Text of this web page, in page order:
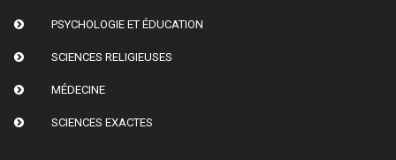
PSYCHOLOGIE ET ÉDUCATION
SCIENCES RELIGIEUSES
MÉDECINE
SCIENCES EXACTES